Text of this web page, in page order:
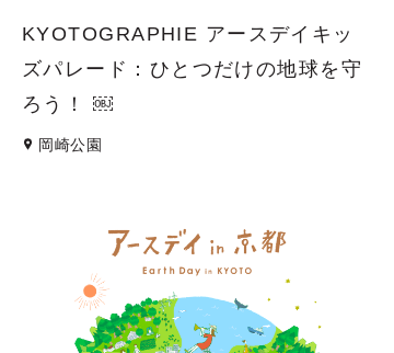
KYOTOGRAPHIE アースデイキッ
ズパレード：ひとつだけの地球を守
ろう！ ￼
岡崎公園